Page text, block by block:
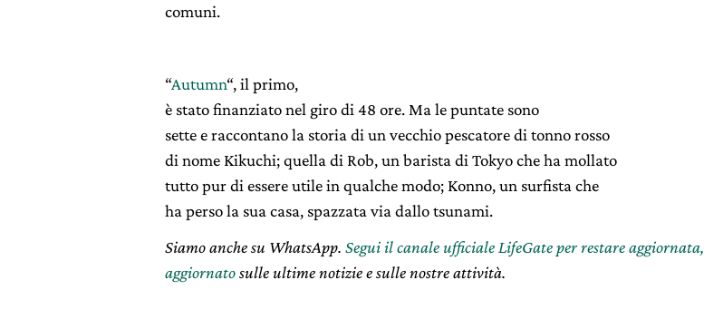
comuni.
“Autumn“, il primo,
è stato finanziato nel giro di 48 ore. Ma le puntate sono
sette e raccontano la storia di un vecchio pescatore di tonno rosso
di nome Kikuchi; quella di Rob, un barista di Tokyo che ha mollato
tutto pur di essere utile in qualche modo; Konno, un surfista che
ha perso la sua casa, spazzata via dallo tsunami.
Siamo anche su WhatsApp. Segui il canale ufficiale LifeGate per restare aggiornata,
aggiornatosulle ultime notizie e sulle nostre attività.